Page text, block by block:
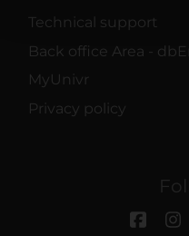
con altre informazioni
raccolto dal tuo utilizzo
Technical support
Back office Area -
MyUnivr
Privacy policy